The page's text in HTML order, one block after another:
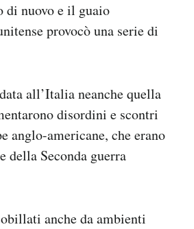
nuovo e il guaio
provocò una serie di
all’Italia neanche quella
disordini e scontri
anglo-americane, che erano
della Seconda guerra
anche da ambienti